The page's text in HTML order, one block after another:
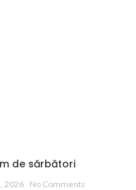
de sărbători
2026 No Comments